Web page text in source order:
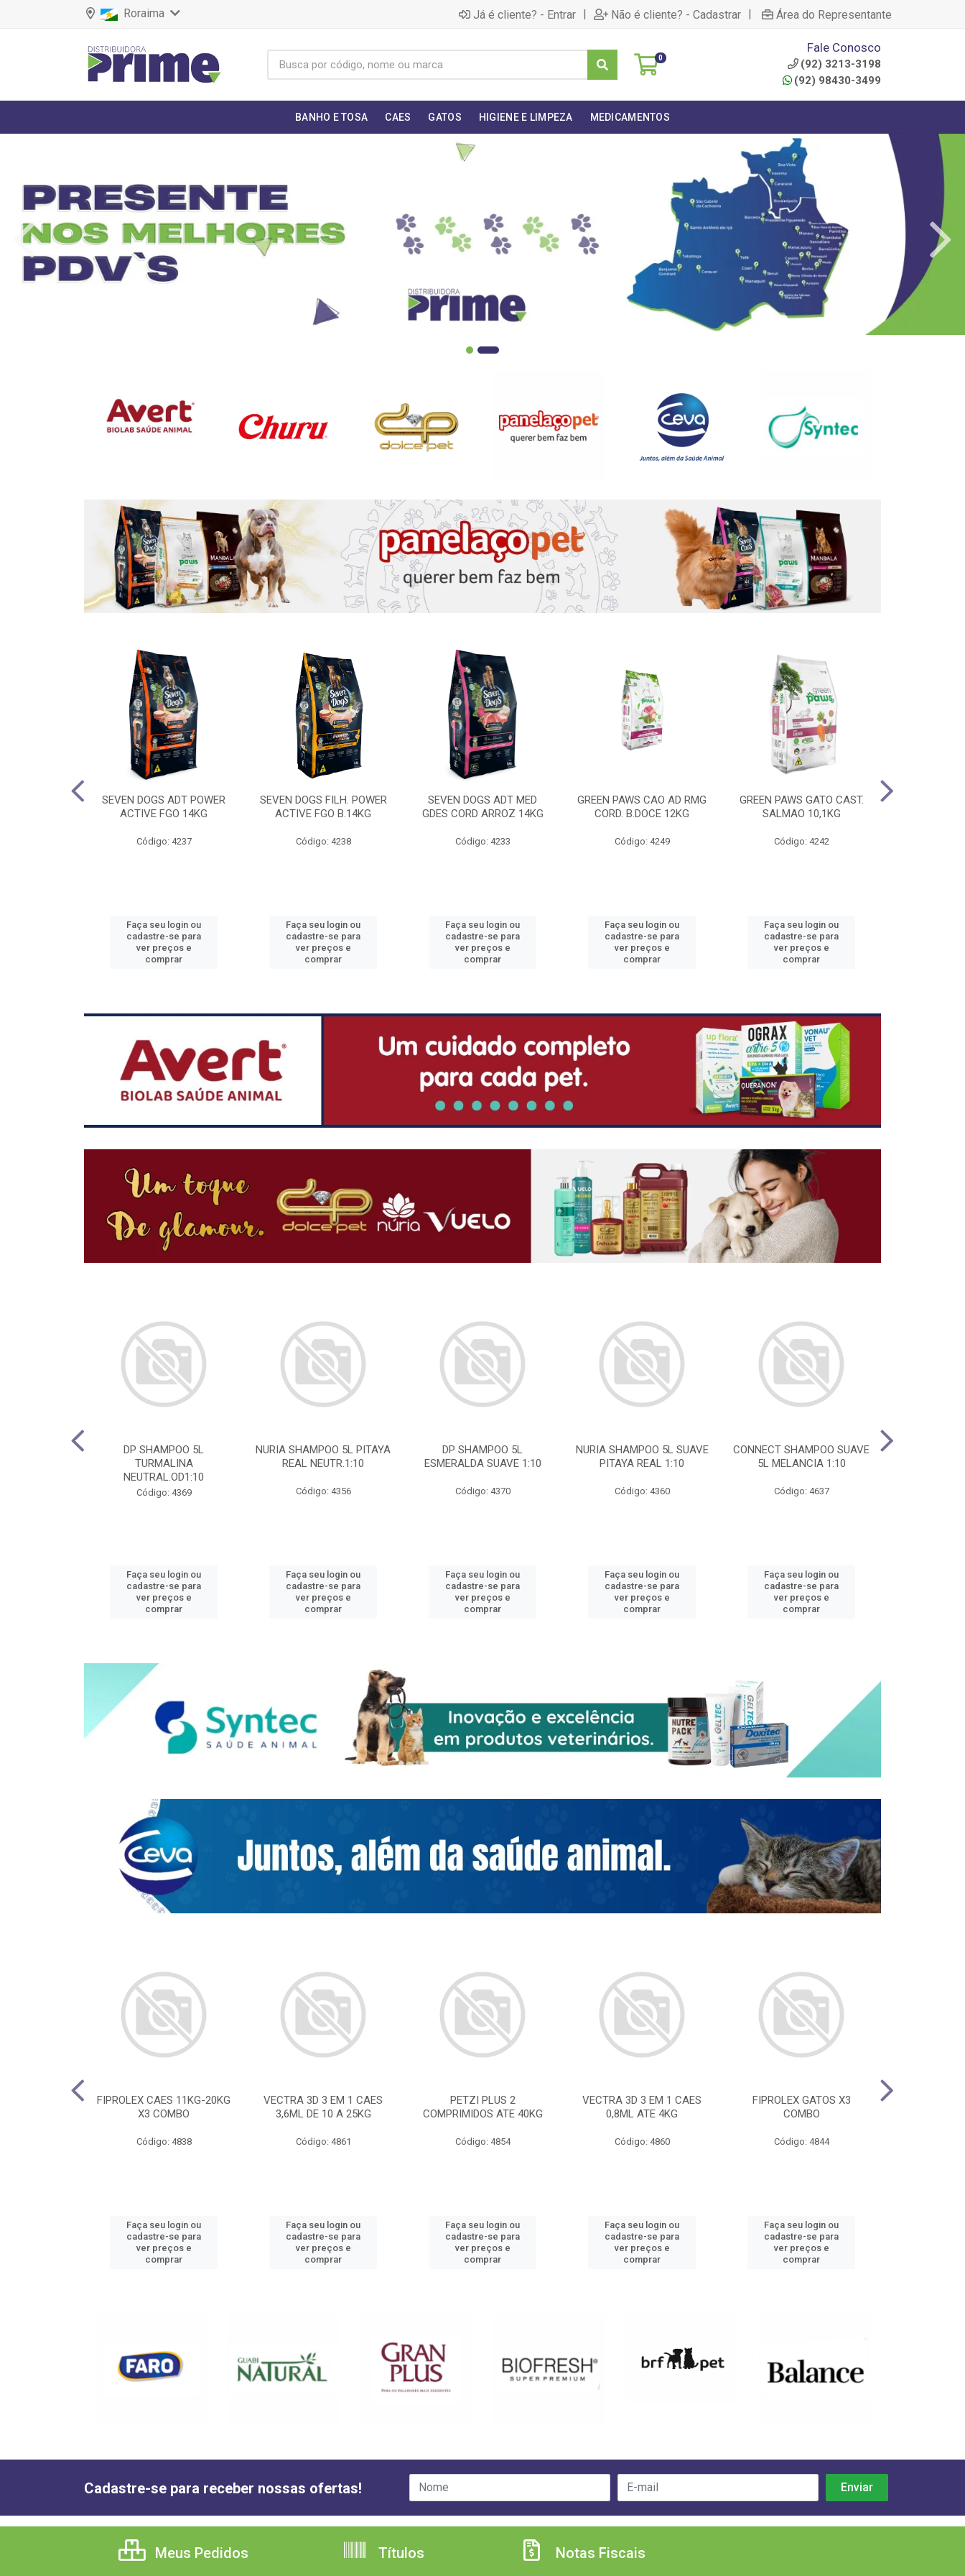
Roraima Já é cliente? - Entrar | Não é cliente? - Cadastrar | Área do Representante
0
Fale Conosco
(92) 3213-3198
(92) 98430-3499
BANHO E TOSA CAES GATOS HIGIENE E LIMPEZA MEDICAMENTOS
SEVEN DOGS ADT POWER
ACTIVE FGO 14KG
Código: 4237
Faça seu login ou
cadastre-se para
ver preços e
comprar
SEVEN DOGS FILH. POWER
ACTIVE FGO B.14KG
Código: 4238
Faça seu login ou
cadastre-se para
ver preços e
comprar
SEVEN DOGS ADT MED
GDES CORD ARROZ 14KG
Código: 4233
Faça seu login ou
cadastre-se para
ver preços e
comprar
GREEN PAWS CAO AD RMG
CORD. B.DOCE 12KG
Código: 4249
Faça seu login ou
cadastre-se para
ver preços e
comprar
GREEN PAWS GATO CAST.
SALMAO 10,1KG
Código: 4242
Faça seu login ou
cadastre-se para
ver preços e
comprar
DP SHAMPOO 5L
TURMALINA
NEUTRAL.OD1:10
Código: 4369
Faça seu login ou
cadastre-se para
ver preços e
comprar
NURIA SHAMPOO 5L PITAYA
REAL NEUTR.1:10
Código: 4356
Faça seu login ou
cadastre-se para
ver preços e
comprar
DP SHAMPOO 5L
ESMERALDA SUAVE 1:10
Código: 4370
Faça seu login ou
cadastre-se para
ver preços e
comprar
NURIA SHAMPOO 5L SUAVE
PITAYA REAL 1:10
Código: 4360
Faça seu login ou
cadastre-se para
ver preços e
comprar
CONNECT SHAMPOO SUAVE
5L MELANCIA 1:10
Código: 4637
Faça seu login ou
cadastre-se para
ver preços e
comprar
FIPROLEX CAES 11KG-20KG
X3 COMBO
Código: 4838
Faça seu login ou
cadastre-se para
ver preços e
comprar
VECTRA 3D 3 EM 1 CAES
3,6ML DE 10 A 25KG
Código: 4861
Faça seu login ou
cadastre-se para
ver preços e
comprar
PETZI PLUS 2
COMPRIMIDOS ATE 40KG
Código: 4854
Faça seu login ou
cadastre-se para
ver preços e
comprar
VECTRA 3D 3 EM 1 CAES
0,8ML ATE 4KG
Código: 4860
Faça seu login ou
cadastre-se para
ver preços e
comprar
FIPROLEX GATOS X3
COMBO
Código: 4844
Faça seu login ou
cadastre-se para
ver preços e
comprar
Cadastre-se para receber nossas ofertas!
Meus Pedidos Títulos Notas Fiscais